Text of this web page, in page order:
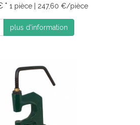
* 1 pièce | 247,60 €/pièce
plus d'information